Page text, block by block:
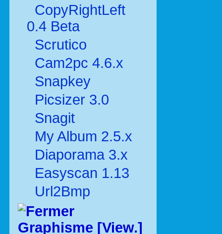
CopyRightLeft
0.4 Beta
Scrutico
Cam2pc 4.6.x
Snapkey
Picsizer 3.0
Snagit
My Album 2.5.x
Diaporama 3.x
Easyscan 1.13
Url2Bmp
Graphisme [View.]